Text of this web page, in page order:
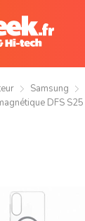
Samsung
DFS